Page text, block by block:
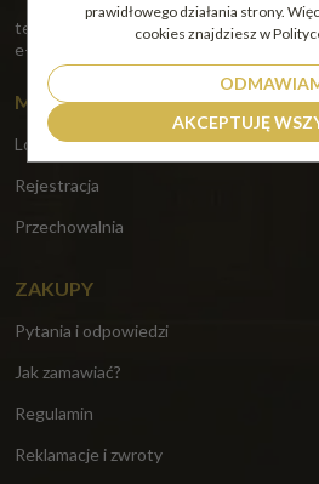
tel.: +48 661 812 020
e-mail:
MOJE KONTO
Logowanie
Rejestracja
Przechowalnia
ZAKUPY
Pytania i odpowiedzi
Jak zamawiać?
Regulamin
Reklamacje i zwroty
prawidłowego działania strony.
cookies znajdziesz w
AKCEPTUJĘ